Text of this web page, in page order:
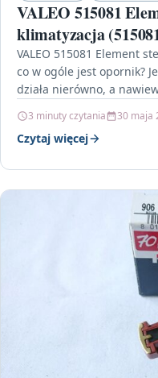
VALEO 515081
klimatyzacja
VALEO 515081 Element
co w ogóle jest opornik?
działa nierówno, a
3 minuty czytania 30 maja
Czytaj więcej